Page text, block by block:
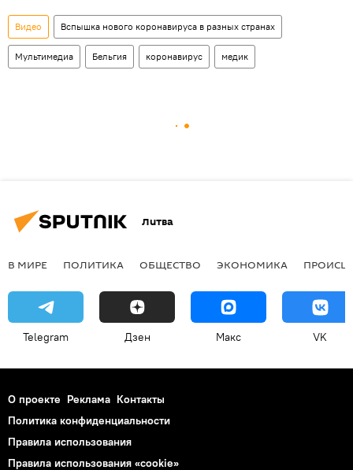
Видео Вспышка нового коронавируса в разных странах
Мультимедиа Бельгия коронавирус медик
Литва
В МИРЕ ПОЛИТИКА ОБЩЕСТВО ЭКОНОМИКА
Telegram Дзен Макс VK
О проекте Реклама Контакты
Политика конфиденциальности
Правила использования
Правила использования «cookie»